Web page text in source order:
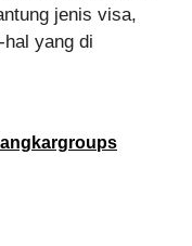
jenis visa,
yang di